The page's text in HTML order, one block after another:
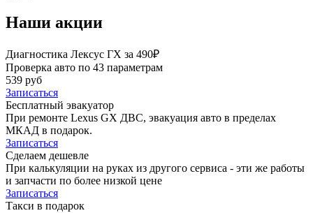
Наши акции
Диагностика Лексус ГХ за 490₽
Проверка авто по 43 параметрам
539 руб
Записаться
Бесплатный эвакуатор
При ремонте Lexus GX ДВС, эвакуация авто в пределах
МКАД в подарок.
Записаться
Сделаем дешевле
При калькуляции на руках из другого сервиса - эти же работы
и запчасти по более низкой цене
Записаться
Такси в подарок